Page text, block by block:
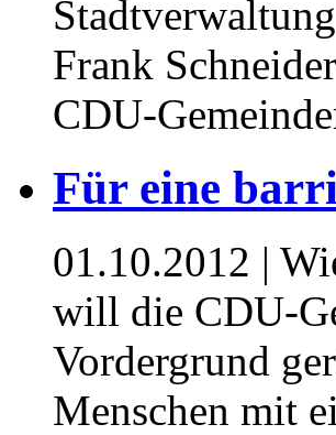
Frank
CDU-
Für eine
01.10.2012 |
will die CDU-
Vordergrund
Menschen mit